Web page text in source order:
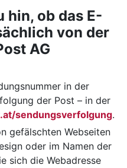
hin, ob das E-
von der
AG
in der
der Post – in der
sendungsverfolgung.
gefälschten Webseiten
oder im Namen der
sich die Webadresse